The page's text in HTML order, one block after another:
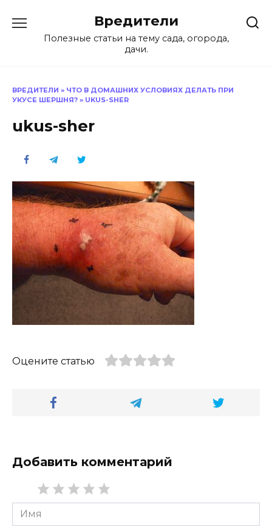
содержанию
Вредители
Полезные статьи на тему сада, огорода,
дачи.
ВРЕДИТЕЛИ » ЧТО В ДОМАШНИХ УСЛОВИЯХ ДЕЛАТЬ ПРИ
УКУСЕ ШЕРШНЯ? » UKUS-SHER
ukus-sher
Оцените статью
Добавить комментарий
Имя
*